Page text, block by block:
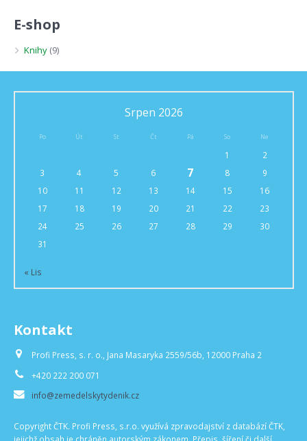
E-shop
Knihy (9)
Srpen 2026
Po Út St Čt Pá So Ne
1
2
3
4 5 6 7 8
9
10
11 12 13 14 15
16
17
18 19 20 21 22
23
24
25 26 27 28 29
30
31
« Lis
Kontakt
Profi Press, s. r. o., Jana Masaryka 2559/56b, 12000 Praha 2
+420 222 200 071
info@zemedelskytydenik.cz
Copyright ČTK. Profi Press, s.r.o. využívá zpravodajství z databází ČTK,